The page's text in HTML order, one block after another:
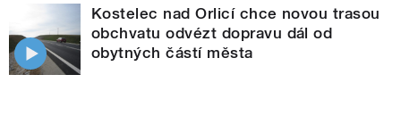
Kostelec nad Orlicí chce novou trasou
obchvatu odvézt dopravu dál od
obytných částí města